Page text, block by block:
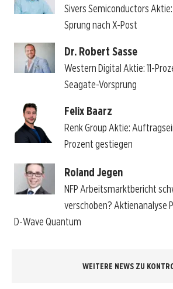
Sivers Semiconductors
Sprung nach X-Post
Dr. Robert Sasse
Western Digital Aktie: 11-
Seagate-Vorsprung
Felix Baarz
Renk Group Aktie:
Prozent gestiegen
Roland Jegen
NFP Arbeitsmarktbericht
verschoben? Aktienanalyse
D-Wave Quantum
WEITERE NEWS ZU